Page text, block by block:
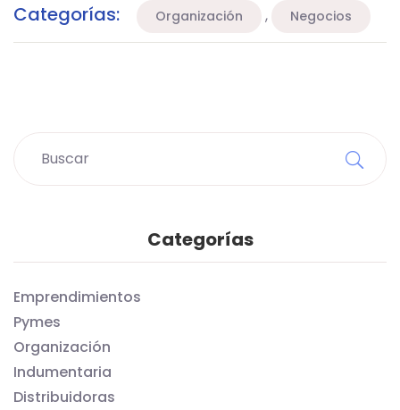
Categorías: Organización , Negocios
Categorías
Emprendimientos
Pymes
Organización
Indumentaria
Distribuidoras